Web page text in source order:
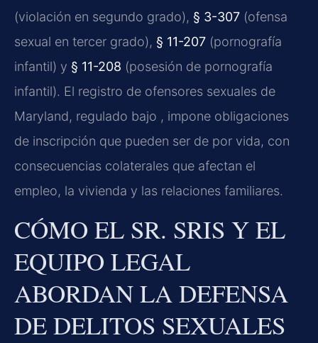
(violación en segundo grado), § 3-307 (ofensa
sexual en tercer grado), § 11-207 (pornografía
infantil) y § 11-208 (posesión de pornografía
infantil). El registro de ofensores sexuales de
Maryland, regulado bajo , impone obligaciones
de inscripción que pueden ser de por vida, con
consecuencias colaterales que afectan el
empleo, la vivienda y las relaciones familiares.
CÓMO EL SR. SRIS Y EL
EQUIPO LEGAL
ABORDAN LA DEFENSA
DE DELITOS SEXUALES